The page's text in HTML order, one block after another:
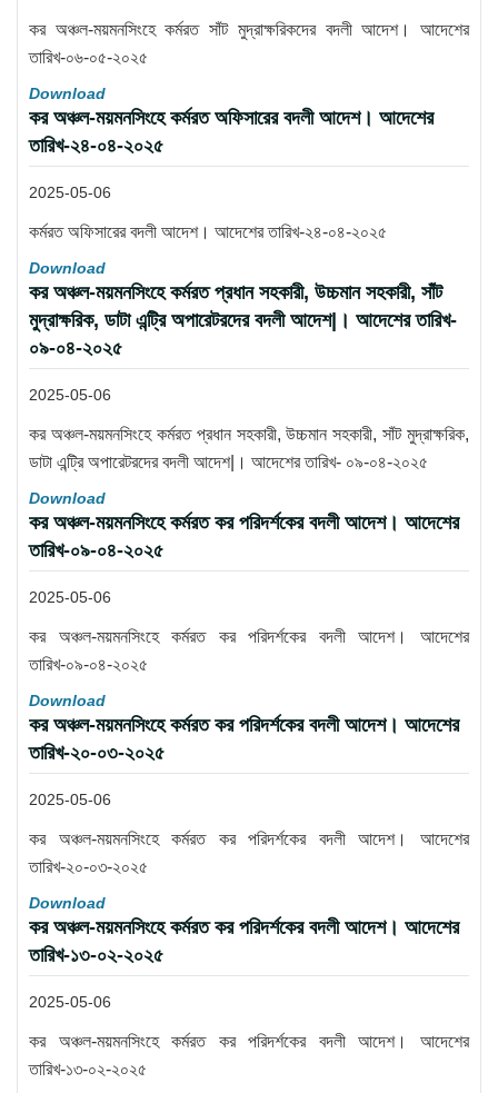
কর অঞ্চল-ময়মনসিংহে কর্মরত সাঁট মুদ্রাক্ষরিকদের বদলী আদেশ। আদেশের
তারিখ-০৬-০৫-২০২৫
Download
কর অঞ্চল-ময়মনসিংহে কর্মরত অফিসারের বদলী আদেশ। আদেশের
তারিখ-২৪-০৪-২০২৫
2025-05-06
কর্মরত অফিসারের বদলী আদেশ। আদেশের তারিখ-২৪-০৪-২০২৫
Download
কর অঞ্চল-ময়মনসিংহে কর্মরত প্রধান সহকারী, উচ্চমান সহকারী, সাঁট
মুদ্রাক্ষরিক, ডাটা এন্ট্রি অপারেটরদের বদলী আদেশ|। আদেশের তারিখ-
০৯-০৪-২০২৫
2025-05-06
কর অঞ্চল-ময়মনসিংহে কর্মরত প্রধান সহকারী, উচ্চমান সহকারী, সাঁট মুদ্রাক্ষরিক,
ডাটা এন্ট্রি অপারেটরদের বদলী আদেশ|। আদেশের তারিখ- ০৯-০৪-২০২৫
Download
কর অঞ্চল-ময়মনসিংহে কর্মরত কর পরিদর্শকের বদলী আদেশ। আদেশের
তারিখ-০৯-০৪-২০২৫
2025-05-06
কর অঞ্চল-ময়মনসিংহে কর্মরত কর পরিদর্শকের বদলী আদেশ। আদেশের
তারিখ-০৯-০৪-২০২৫
Download
কর অঞ্চল-ময়মনসিংহে কর্মরত কর পরিদর্শকের বদলী আদেশ। আদেশের
তারিখ-২০-০৩-২০২৫
2025-05-06
কর অঞ্চল-ময়মনসিংহে কর্মরত কর পরিদর্শকের বদলী আদেশ। আদেশের
তারিখ-২০-০৩-২০২৫
Download
কর অঞ্চল-ময়মনসিংহে কর্মরত কর পরিদর্শকের বদলী আদেশ। আদেশের
তারিখ-১৩-০২-২০২৫
2025-05-06
কর অঞ্চল-ময়মনসিংহে কর্মরত কর পরিদর্শকের বদলী আদেশ। আদেশের
তারিখ-১৩-০২-২০২৫